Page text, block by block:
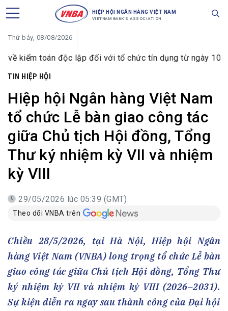
HIỆP HỘI NGÂN HÀNG VIỆT NAM
VIETNAM BANK'S ASSOCIATION
Thứ bảy, 08/08/2026
lập đối với tổ chức tín dụng từ ngày 10/8/2026 Hội
TIN HIỆP HỘI
Hiệp hội Ngân hàng Việt Nam
tổ chức Lễ bàn giao công tác
giữa Chủ tịch Hội đồng, Tổng
Thư ký nhiệm kỳ VII và nhiệm
kỳ VIII
29/05/2026 lúc 05:39 (GMT)
Theo dõi VNBA trên
Chiều 28/5/2026, tại Hà Nội, Hiệp hội Ngân
hàng Việt Nam (VNBA) long trọng tổ chức Lễ bàn
giao công tác giữa Chủ tịch Hội đồng, Tổng Thư
ký nhiệm kỳ VII và nhiệm kỳ VIII (2026–2031).
Sự kiện diễn ra ngay sau thành công của Đại hội